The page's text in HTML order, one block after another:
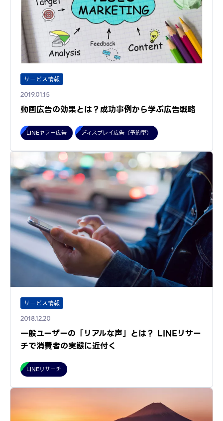
サービス情報
2019.01.15
動画広告の効果とは？成功事例から学ぶ広告戦略
LINEヤフー広告 ディスプレイ広告（予約型）
サービス情報
2018.12.20
一般ユーザーの「リアルな声」とは？ LINEリサー
チで消費者の実態に近付く
LINEリサーチ